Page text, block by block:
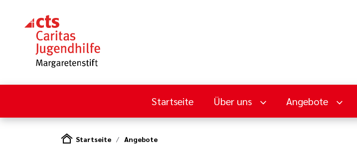
Startseite Über uns Angebote
Startseite Angebote